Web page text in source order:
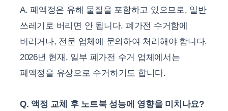
A. 폐액정은 유해 물질을 포함하고 있으므로, 일반
쓰레기로 버리면 안 됩니다. 폐가전 수거함에
버리거나, 전문 업체에 문의하여 처리해야 합니다.
2026년 현재, 일부 폐가전 수거 업체에서는
폐액정을 유상으로 수거하기도 합니다.
Q. 액정 교체 후 노트북 성능에 영향을 미치나요?